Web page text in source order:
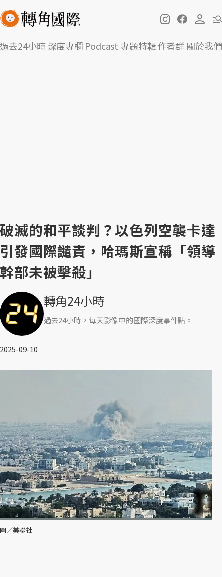
過去24小時深度專欄 Podcast 專題特輯作者群關於我們
破滅的和平談判？以色列空襲卡達
引發國際譴責，哈瑪斯宣稱「領導
幹部未被擊殺」
轉角24小時
過去24小時，每天影像中的國際深度事件點。
2025-09-10
圖／美聯社